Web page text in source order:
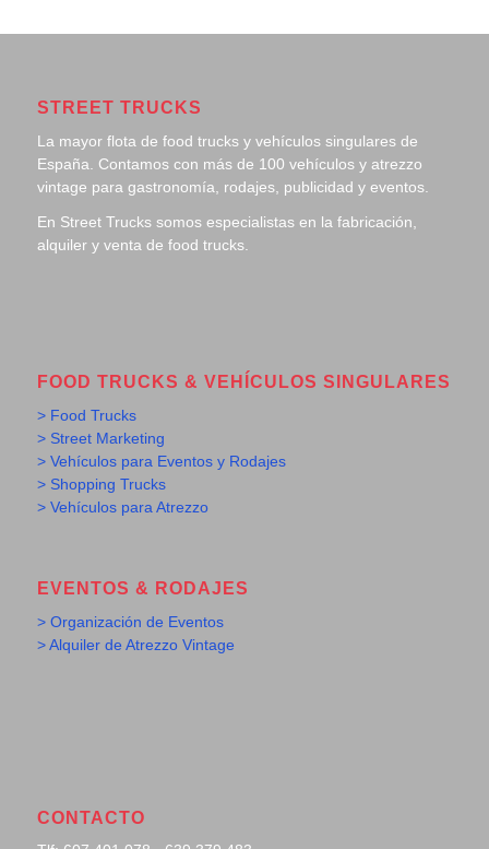
STREET TRUCKS
La mayor flota de food trucks y vehículos singulares de
España. Contamos con más de 100 vehículos y atrezzo
vintage para gastronomía, rodajes, publicidad y eventos.
En Street Trucks somos especialistas en la fabricación,
alquiler y venta de food trucks.
FOOD TRUCKS & VEHÍCULOS SINGULARES
> Food Trucks
> Street Marketing
> Vehículos para Eventos y Rodajes
> Shopping Trucks
> Vehículos para Atrezzo
EVENTOS & RODAJES
> Organización de Eventos
> Alquiler de Atrezzo Vintage
CONTACTO